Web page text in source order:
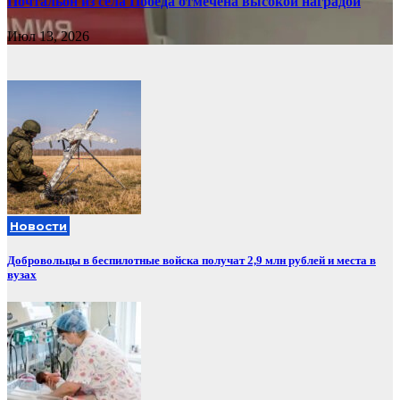
Июл 13, 2026
Новости
Добровольцы в беспилотные войска получат 2,9 млн рублей и места в
вузах